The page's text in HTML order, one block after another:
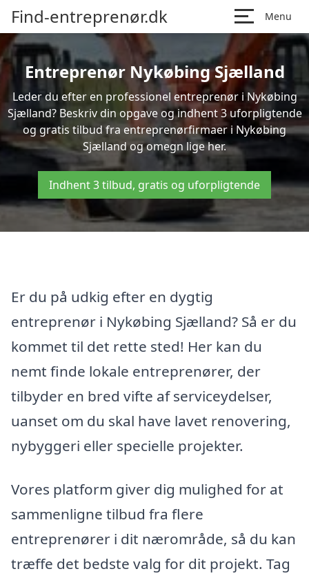
Find-entreprenør.dk Menu
Entreprenør Nykøbing Sjælland
Leder du efter en professionel entreprenør i Nykøbing
Sjælland? Beskriv din opgave og indhent 3 uforpligtende
og gratis tilbud fra entreprenørfirmaer i Nykøbing
Sjælland og omegn lige her.
Indhent 3 tilbud, gratis og uforpligtende
Er du på udkig efter en dygtig
entreprenør i Nykøbing Sjælland? Så er du
kommet til det rette sted! Her kan du
nemt finde lokale entreprenører, der
tilbyder en bred vifte af serviceydelser,
uanset om du skal have lavet renovering,
nybyggeri eller specielle projekter.
Vores platform giver dig mulighed for at
sammenligne tilbud fra flere
entreprenører i dit nærområde, så du kan
træffe det bedste valg for dit projekt. Tag